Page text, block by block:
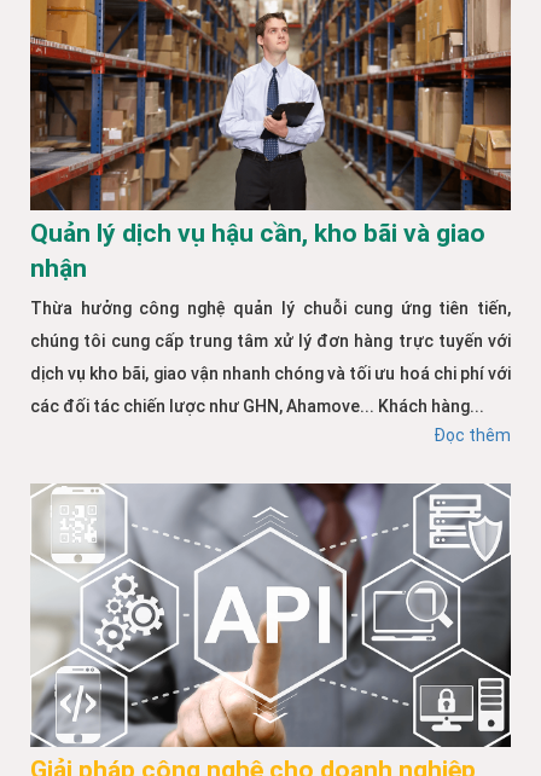
Quản lý dịch vụ hậu cần, kho bãi và giao
nhận
Thừa hưởng công nghệ quản lý chuỗi cung ứng tiên tiến,
chúng tôi cung cấp trung tâm xử lý đơn hàng trực tuyến với
dịch vụ kho bãi, giao vận nhanh chóng và tối ưu hoá chi phí với
các đối tác chiến lược như GHN, Ahamove... Khách hàng...
Đọc thêm
Giải pháp công nghệ cho doanh nghiệp